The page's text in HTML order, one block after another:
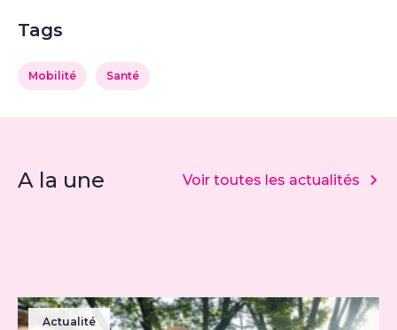
Tags
Mobilité Santé
A la une Voir toutes les actualités
Actualité